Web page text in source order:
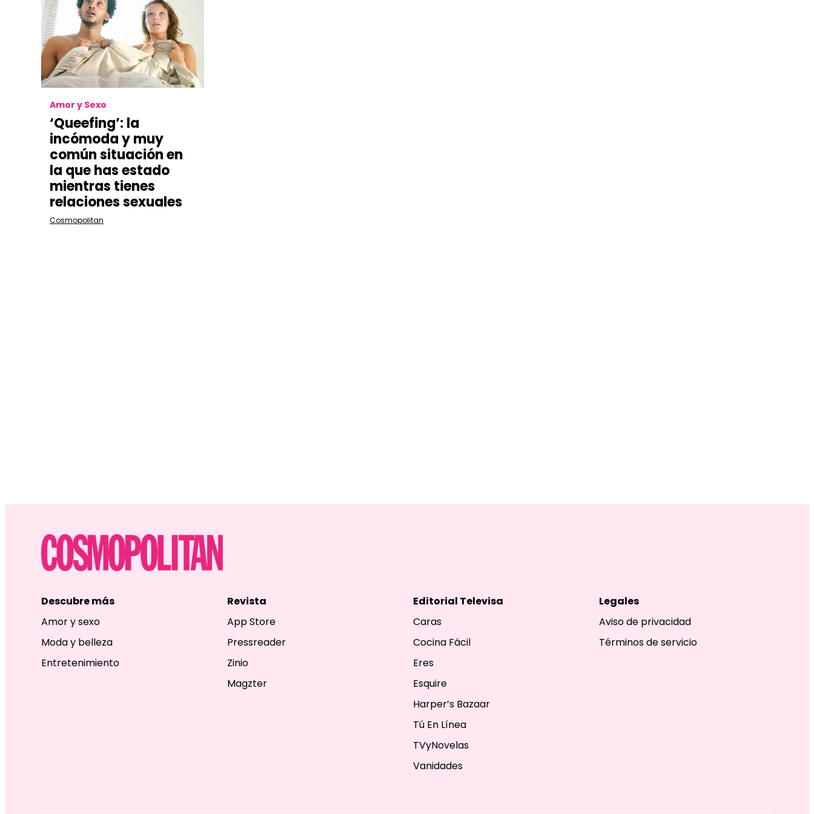
Amor y Sexo
‘Queefing’: la
incómoda y muy
común situación en
la que has estado
mientras tienes
relaciones sexuales
Cosmopolitan
Descubre más
Amor y sexo
Moda y belleza
Entretenimiento
Revista
App Store
Pressreader
Zinio
Magzter
Editorial Televisa
Caras
Cocina Fácil
Eres
Esquire
Harper’s Bazaar
Tú En Línea
TVyNovelas
Vanidades
Legales
Aviso de privacidad
Términos de servicio